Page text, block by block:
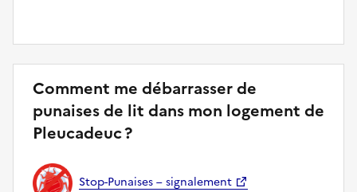
Comment me débarrasser de
punaises de lit dans mon logement de
Pleucadeuc ?
Stop-Punaises – signalement